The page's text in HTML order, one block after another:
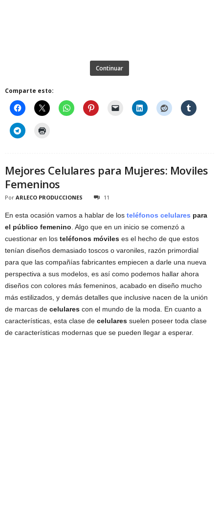
Continuar
Comparte esto:
Mejores Celulares para Mujeres: Moviles
Femeninos
Por ARLECO PRODUCCIONES 11
En esta ocasión vamos a hablar de los teléfonos celulares para
el público femenino. Algo que en un inicio se comenzó a
cuestionar en los teléfonos móviles es el hecho de que estos
tenían diseños demasiado toscos o varoniles, razón primordial
para que las compañías fabricantes empiecen a darle una nueva
perspectiva a sus modelos, es así como podemos hallar ahora
diseños con colores más femeninos, acabado en diseño mucho
más estilizados, y demás detalles que inclusive nacen de la unión
de marcas de celulares con el mundo de la moda. En cuanto a
características, esta clase de celulares suelen poseer toda clase
de características modernas que se pueden llegar a esperar.